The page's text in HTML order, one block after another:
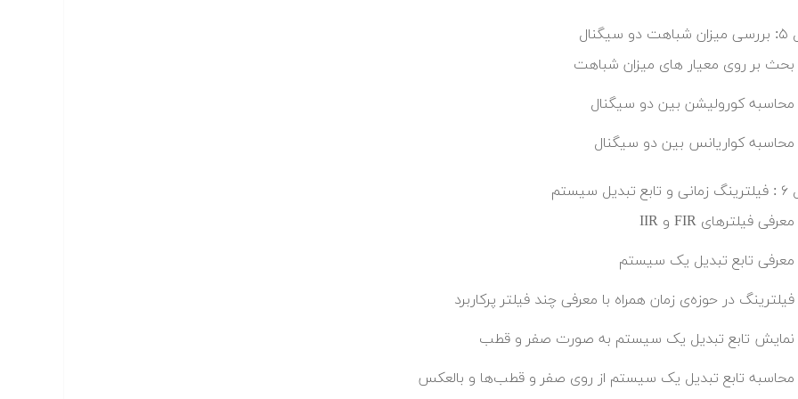
بحث بر روی معیار های میزان شباهت
محاسبه کورولیشن بین دو سیگنال
محاسبه کواریانس بین دو سیگنال
معرفی فیلترهای FIR و IIR
معرفی تابع تبدیل یک سیستم
فیلترینگ در حوزه‌ی زمان همراه با معرفی چند فیلتر پرکاربرد
نمایش تابع تبدیل یک سیستم به صورت صفر و قطب
محاسبه تابع تبدیل یک سیستم از روی صفر و قطب‌ها و بالعکس